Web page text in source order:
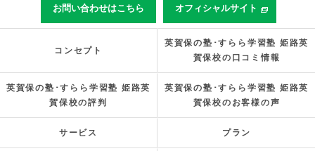
お問い合わせはこちら オフィシャルサイト
コンセプト
英賀保の塾･すらら学習塾 姫路英
賀保校の口コミ情報
英賀保の塾･すらら学習塾 姫路英
賀保校の評判
英賀保の塾･すらら学習塾 姫路英
賀保校のお客様の声
サービス プラン